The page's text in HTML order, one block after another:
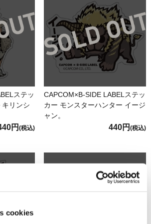
cookies
ステッ
キリンシ
円 (税込)
CAPCOM×B-SIDE LABELステッ
カー モンスターハンター イージ
ャン。
440円 (税込)